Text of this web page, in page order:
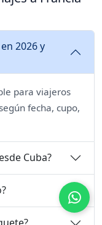
2026 y
para viajeros
fecha, cupo,
Cuba?